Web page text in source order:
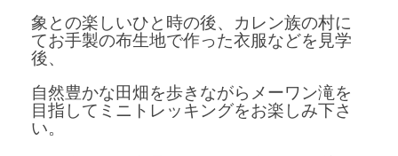
象との楽しいひと時の後、カレン族の村に
てお手製の布生地で作った衣服などを見学
後、
自然豊かな田畑を歩きながらメーワン滝を
目指してミニトレッキングをお楽しみ下さ
い。